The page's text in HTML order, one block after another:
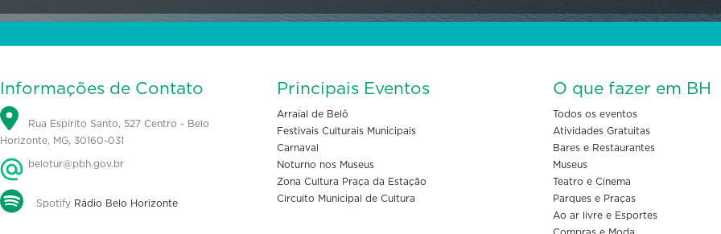
Informações de Contato
Rua Espírito Santo, 527 Centro - Belo
Horizonte, MG, 30160-031
belotur@pbh.gov.br
Spotify Rádio Belo Horizonte
Principais Eventos
Arraial de Belô
Festivais Culturais Municipais
Carnaval
Noturno nos Museus
Zona Cultura Praça da Estação
Circuito Municipal de Cultura
O que fazer em BH
Todos os eventos
Atividades Gratuitas
Bares e Restaurantes
Museus
Teatro e Cinema
Parques e Praças
Ao ar livre e Esportes